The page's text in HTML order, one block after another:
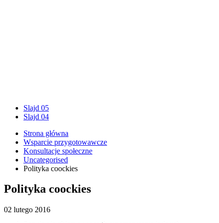
Slajd 05
Slajd 04
Strona główna
Wsparcie przygotowawcze
Konsultacje społeczne
Uncategorised
Polityka coockies
Polityka coockies
02 lutego 2016